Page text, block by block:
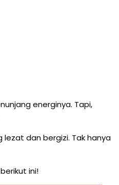
energinya. Tapi,
dan bergizi. Tak hanya
ini!